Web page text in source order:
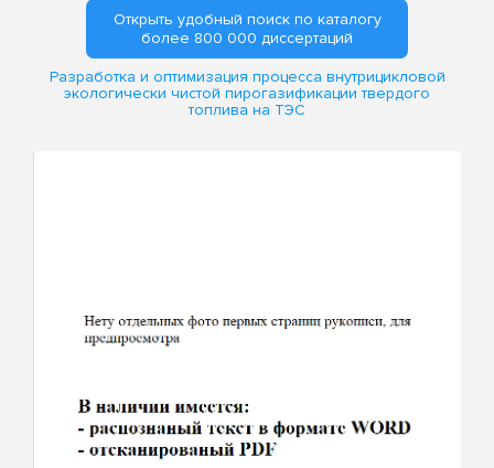
Открыть удобный поиск по каталогу
более 800 000 диссертаций
Разработка и оптимизация процесса внутрицикловой
экологически чистой пирогазификации твердого
топлива на ТЭС